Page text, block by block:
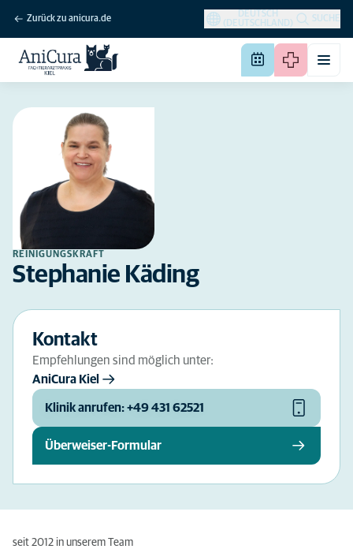
Zurück zu anicura.de
DEUTSCH
(DEUTSCHLAND)
SUCHE
REINIGUNGSKRAFT
Stephanie Käding
Kontakt
Empfehlungen sind möglich unter:
AniCura Kiel
Klinik anrufen: +49 431 62521
Überweiser-Formular
seit 2012 in unserem Team